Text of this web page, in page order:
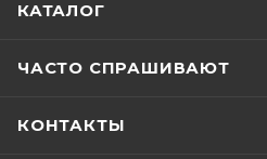
КАТАЛОГ
ЧАСТО СПРАШИВАЮТ
КОНТАКТЫ